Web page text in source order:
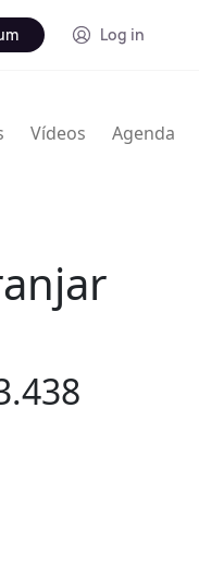
Log in
Vídeos Agenda